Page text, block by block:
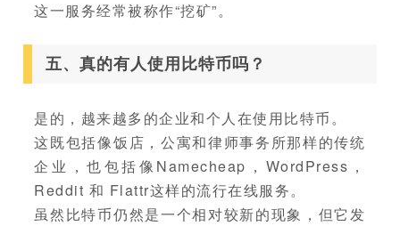
这一服务经常被称作“挖矿”。
五、真的有人使用比特币吗？
是的，越来越多的企业和个人在使用比特币。
这既包括像饭店，公寓和律师事务所那样的传统
企业，也包括像Namecheap，WordPress，
Reddit 和 Flattr这样的流行在线服务。
虽然比特币仍然是一个相对较新的现象，但它发